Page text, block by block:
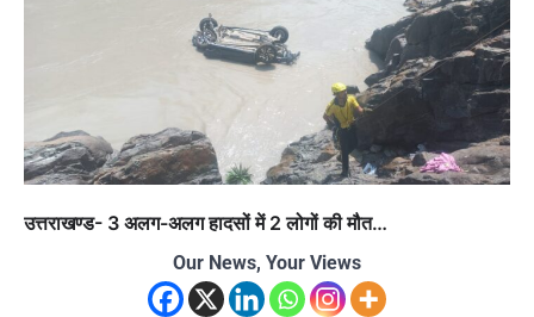
उत्तराखण्ड- 3 अलग-अलग हादसों में 2 लोगों की मौत…
Our News, Your Views